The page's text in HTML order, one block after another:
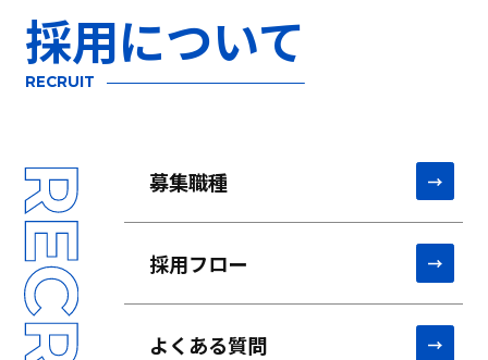
採用について
RECRUIT
募集職種
採用フロー
よくある質問